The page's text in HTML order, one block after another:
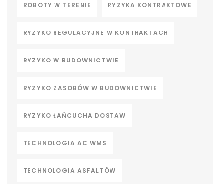
ROBOTY W TERENIE RYZYKA KONTRAKTOWE
RYZYKO REGULACYJNE W KONTRAKTACH
RYZYKO W BUDOWNICTWIE
RYZYKO ZASOBÓW W BUDOWNICTWIE
RYZYKO ŁAŃCUCHA DOSTAW
TECHNOLOGIA AC WMS
TECHNOLOGIA ASFALTÓW